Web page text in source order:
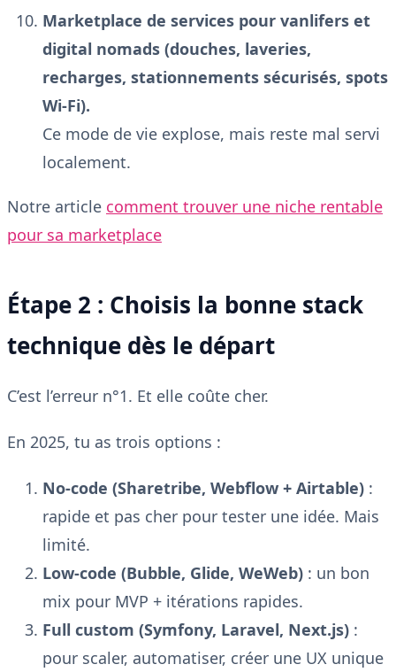
Marketplace de services pour vanlifers et
digital nomads (douches, laveries,
recharges, stationnements sécurisés, spots
Wi-Fi).
Ce mode de vie explose, mais reste mal servi
localement.
Notre article comment trouver une niche rentable
pour sa marketplace
Étape 2 : Choisis la bonne stack
technique dès le départ
C’est l’erreur n°1. Et elle coûte cher.
En 2025, tu as trois options :
No-code (Sharetribe, Webflow + Airtable) :
rapide et pas cher pour tester une idée. Mais
limité.
Low-code (Bubble, Glide, WeWeb) : un bon
mix pour MVP + itérations rapides.
Full custom (Symfony, Laravel, Next.js) :
pour scaler, automatiser, créer une UX unique